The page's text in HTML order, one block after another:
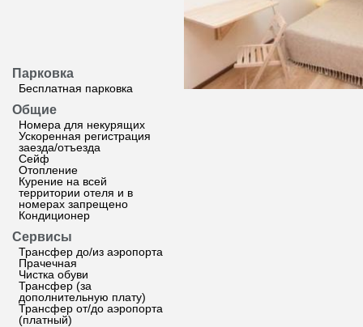
Парковка
Бесплатная парковка
Общие
Номера для некурящих
Ускоренная регистрация
заезда/отъезда
Сейф
Отопление
Курение на всей
территории отеля и в
номерах запрещено
Кондиционер
Сервисы
Трансфер до/из аэропорта
Прачечная
Чистка обуви
Трансфер (за
дополнительную плату)
Трансфер от/до аэропорта
(платный)